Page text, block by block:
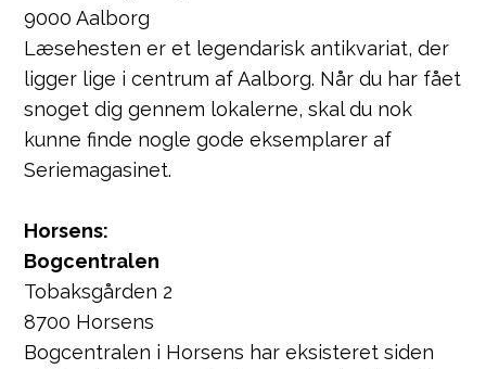
9000 Aalborg
Læsehesten er et legendarisk antikvariat, der
ligger lige i centrum af Aalborg. Når du har fået
snoget dig gennem lokalerne, skal du nok
kunne finde nogle gode eksemplarer af
Seriemagasinet.
Horsens:
Bogcentralen
Tobaksgården 2
8700 Horsens
Bogcentralen i Horsens har eksisteret siden